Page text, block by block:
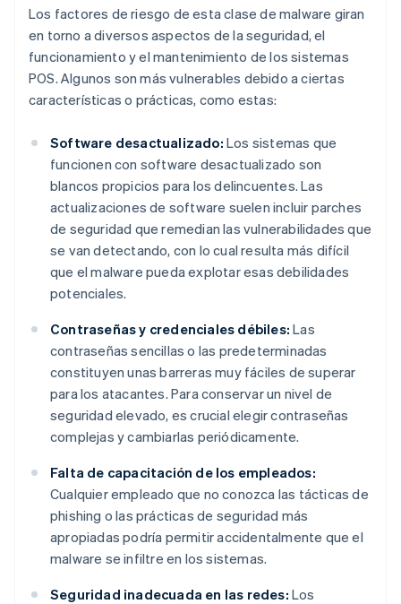
Los factores de riesgo de esta clase de malware giran
en torno a diversos aspectos de la seguridad, el
funcionamiento y el mantenimiento de los sistemas
POS. Algunos son más vulnerables debido a ciertas
características o prácticas, como estas:
Software desactualizado: Los sistemas que
funcionen con software desactualizado son
blancos propicios para los delincuentes. Las
actualizaciones de software suelen incluir parches
de seguridad que remedian las vulnerabilidades que
se van detectando, con lo cual resulta más difícil
que el malware pueda explotar esas debilidades
potenciales.
Contraseñas y credenciales débiles: Las
contraseñas sencillas o las predeterminadas
constituyen unas barreras muy fáciles de superar
para los atacantes. Para conservar un nivel de
seguridad elevado, es crucial elegir contraseñas
complejas y cambiarlas periódicamente.
Falta de capacitación de los empleados:
Cualquier empleado que no conozca las tácticas de
phishing o las prácticas de seguridad más
apropiadas podría permitir accidentalmente que el
malware se infiltre en los sistemas.
Seguridad inadecuada en las redes: Los